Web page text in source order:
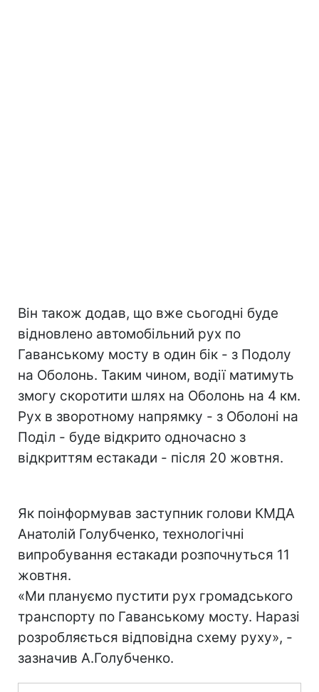
Він також додав, що вже сьогодні буде
відновлено автомобільний рух по
Гаванському мосту в один бік - з Подолу
на Оболонь. Таким чином, водії матимуть
змогу скоротити шлях на Оболонь на 4 км.
Рух в зворотному напрямку - з Оболоні на
Поділ - буде відкрито одночасно з
відкриттям естакади - після 20 жовтня.
Як поінформував заступник голови КМДА
Анатолій Голубченко, технологічні
випробування естакади розпочнуться 11
жовтня.
«Ми плануємо пустити рух громадського
транспорту по Гаванському мосту. Наразі
розробляється відповідна схему руху», -
зазначив А.Голубченко.